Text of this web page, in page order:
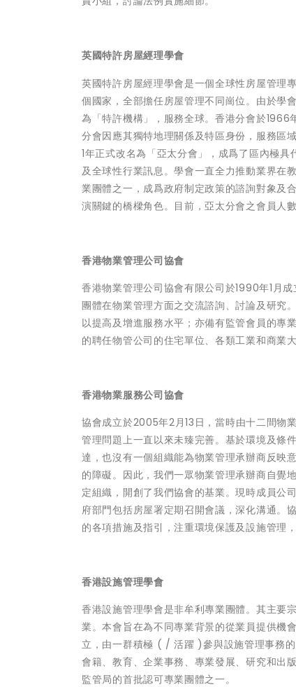
英國特許房屋經理學會
英國特許房屋經理學會是一個全球性房屋管理
個國家，全部擔任房屋管理不同崗位。由於學
為「特許機構」，服務全球。香港分會於
分會因應其獨特地理關係及特區身份，服務區
1年正式改名為「亞太分會」，成爲了區內極
及全球性行業訊息。學會一直全力推動業界在
業團體之一，成爲政府制定政策的諮詢對象及
演關鍵的橋樑角色。目前，亞太分會之會員人數
香港物業管理公司協會
香港物業管理公司協會有限公司於1990年1月
團體在物業管理方面之交流諮詢、討論及研究
以提高及增進服務水平；亦備有監管會員的專
的聘任物管公司的住宅單位、各類工業和商業
香港物業服務公司協會
協會成立於2005年2月13日，當時由十二間物
管理問題上一直以來未臻完善。基於環境及條
達，也沒有一個組織能為物業管理承辦商反映
的障礙。因此，我們一眾物業管理承辦商自覺
定組織，開創了我們協會的基業。現時成員公
府部門包括房屋署定期召開會議，深化溝通。
的各項措施及指引，注重環境保護及設施管理
香港設施管理學會
香港設施管理學會是非牟利專業團體。其主要
業。本會旨在為不同專業背景的從業員提供機
立，由一群積極 ( / 活躍 )參與設施管理事務
會籍、教育、企業事務、專業發展、研究和出
監管局的首批認可專業團體之一。